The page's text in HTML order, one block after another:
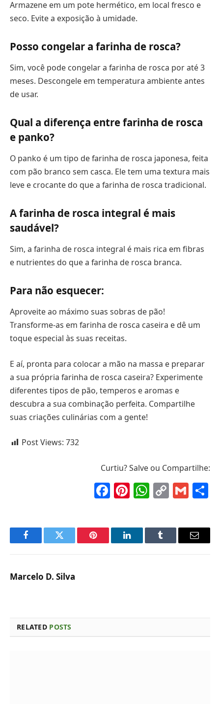
Armazene em um pote hermético, em local fresco e
seco. Evite a exposição à umidade.
Posso congelar a farinha de rosca?
Sim, você pode congelar a farinha de rosca por até 3
meses. Descongele em temperatura ambiente antes
de usar.
Qual a diferença entre farinha de rosca
e panko?
O panko é um tipo de farinha de rosca japonesa, feita
com pão branco sem casca. Ele tem uma textura mais
leve e crocante do que a farinha de rosca tradicional.
A farinha de rosca integral é mais
saudável?
Sim, a farinha de rosca integral é mais rica em fibras
e nutrientes do que a farinha de rosca branca.
Para não esquecer:
Aproveite ao máximo suas sobras de pão!
Transforme-as em farinha de rosca caseira e dê um
toque especial às suas receitas.
E aí, pronta para colocar a mão na massa e preparar
a sua própria farinha de rosca caseira? Experimente
diferentes tipos de pão, temperos e aromas e
descubra a sua combinação perfeita. Compartilhe
suas criações culinárias com a gente!
Post Views: 732
Curtiu? Salve ou Compartilhe:
Facebook
Pinterest
Copy
FacebookTwitter Pinterest LinkedInTumblr Email
Marcelo D. Silva
RELATED POSTS